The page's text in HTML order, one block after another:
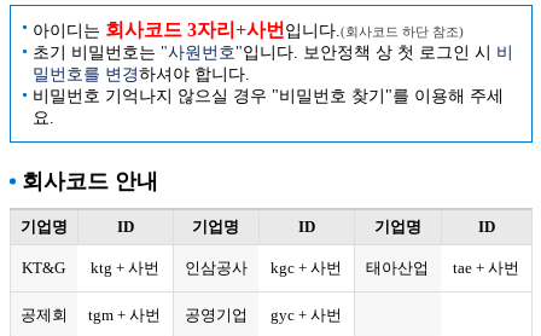
아이디는 회사코드 3자리+사번 입니다. (회사코드 하단 참조)
초기 비밀번호는 "사원번호"입니다. 보안정책 상 첫 로그인 시 비
밀번호를 변경하셔야 합니다.
비밀번호 기억나지 않으실 경우 "비밀번호 찾기"를 이용해 주세
요.
회사코드 안내
기업명 ID 기업명 ID 기업명 ID
KT&G ktg + 사번 인삼공사 kgc + 사번 태아산업 tae + 사번
공제회 tgm + 사번 공영기업 gyc + 사번